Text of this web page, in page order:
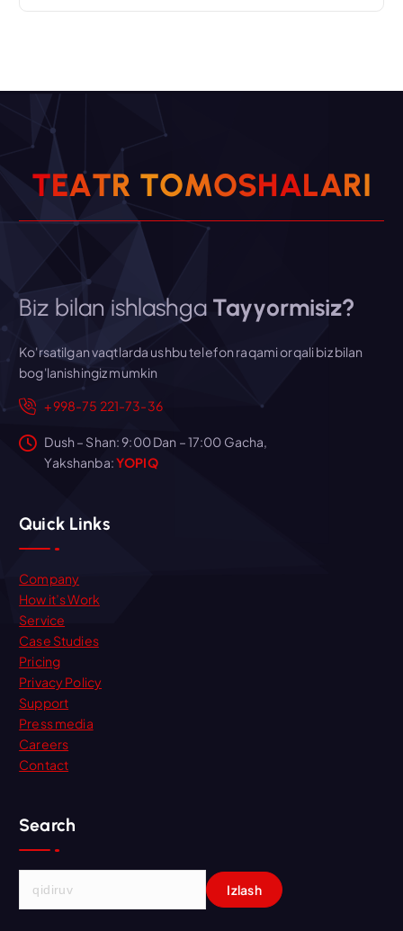
TEATR TOMOSHALARI
Biz bilan ishlashgaTayyormisiz?
Ko'rsatilgan vaqtlarda ushbu telefon raqami orqali biz bilan
bog'lanishingiz mumkin
+998-75 221-73-36
Dush – Shan: 9:00 Dan – 17:00 Gacha,
Yakshanba:YOPIQ
Quick Links
Company
How it’s Work
Service
Case Studies
Pricing
Privacy Policy
Support
Press media
Careers
Contact
Search